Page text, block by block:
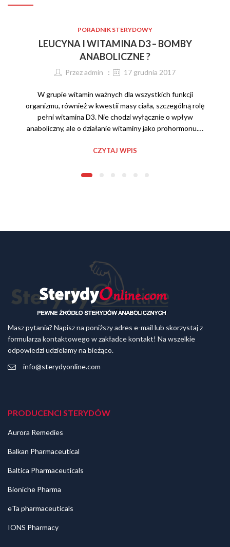
PORADNIK STERYDOWY
LEUCYNA I WITAMINA D3 – BOMBY
ANABOLICZNE ?
Przezadmin 17 grudnia 2017
W grupie witamin ważnych dla wszystkich funkcji
organizmu, również w kwestii masy ciała, szczególną rolę
pełni witamina D3. Nie chodzi wyłącznie o wpływ
anaboliczny, ale o działanie witaminy jako prohormonu.…
CZYTAJ WPIS
Masz pytania? Napisz na poniższy adres e-mail lub skorzystaj z
formularza kontaktowego w zakładce kontakt! Na wszelkie
odpowiedzi udzielamy na bieżąco.
info@sterydyonline.com
PRODUCENCI STERYDÓW
Aurora Remedies
Balkan Pharmaceutical
Baltica Pharmaceuticals
Bioniche Pharma
eTa pharmaceuticals
IONS Pharmacy